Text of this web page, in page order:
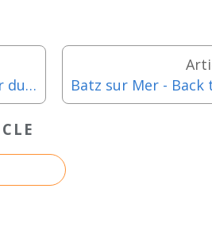
Mesquer - Le Fabuleux Tour du cirque Musical - Dimanche 2 aout 2026